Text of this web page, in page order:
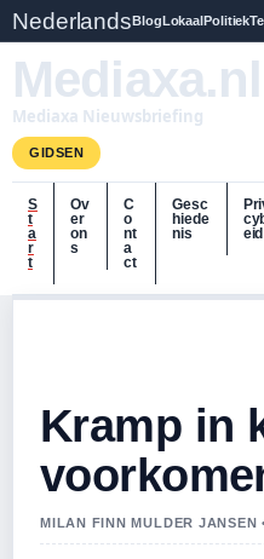
NederlandsBlogLokaalPolitiek
Mediaxa.nl
Mediaxa Nieuwsbriefing
GIDSEN
S
t
a
r
t
Ov
er
on
s
C
o
nt
a
ct
Gesc
hiede
nis
eid
Kramp in
MILAN FINN MULDER JANSEN